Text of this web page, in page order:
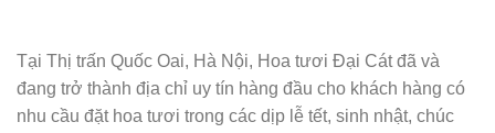
Tại Thị trấn Quốc Oai, Hà Nội, Hoa tươi Đại Cát đã và
đang trở thành địa chỉ uy tín hàng đầu cho khách hàng có
nhu cầu đặt hoa tươi trong các dịp lễ tết, sinh nhật, chúc